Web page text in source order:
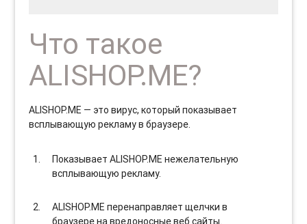
Что такое
ALISHOP.ME?
ALISHOP.ME — это вирус, который показывает
всплывающую рекламу в браузере.
Показывает ALISHOP.ME нежелательную
всплывающую рекламу.
ALISHOP.ME перенаправляет щелчки в
браузере на вредоносные веб сайты.